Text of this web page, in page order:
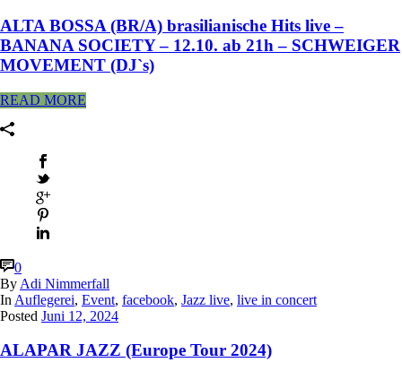
ALTA BOSSA (BR/A) brasilianische Hits live –
BANANA SOCIETY – 12.10. ab 21h – SCHWEIGER
MOVEMENT (DJ`s)
READ MORE
0
By Adi Nimmerfall
In Auflegerei, Event, facebook, Jazz live, live in concert
Posted Juni 12, 2024
ALAPAR JAZZ (Europe Tour 2024)